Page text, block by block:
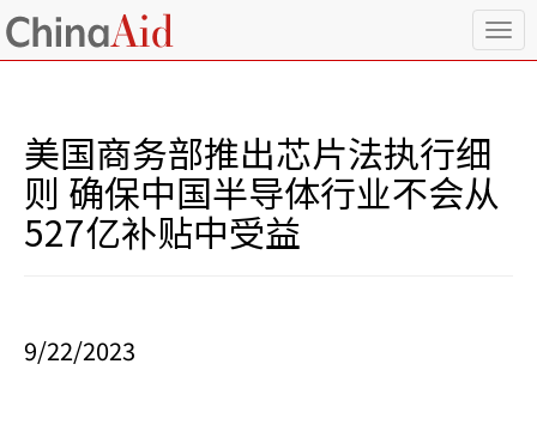
T
o
a
美国商务部推出芯片法执行细
则 确保中国半导体行业不会从
527亿补贴中受益
9/22/2023